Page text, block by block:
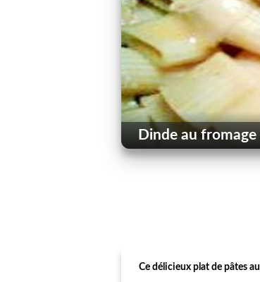
Dinde au fromage
Ce délicieux plat de pâtes